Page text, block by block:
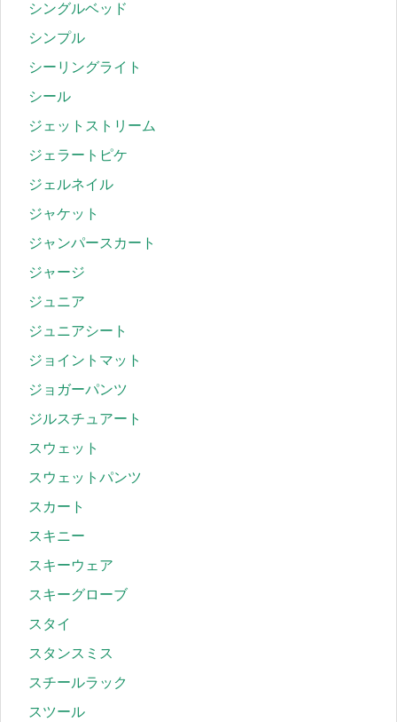
シングルベッド
シンプル
シーリングライト
シール
ジェットストリーム
ジェラートピケ
ジェルネイル
ジャケット
ジャンパースカート
ジャージ
ジュニア
ジュニアシート
ジョイントマット
ジョガーパンツ
ジルスチュアート
スウェット
スウェットパンツ
スカート
スキニー
スキーウェア
スキーグローブ
スタイ
スタンスミス
スチールラック
スツール